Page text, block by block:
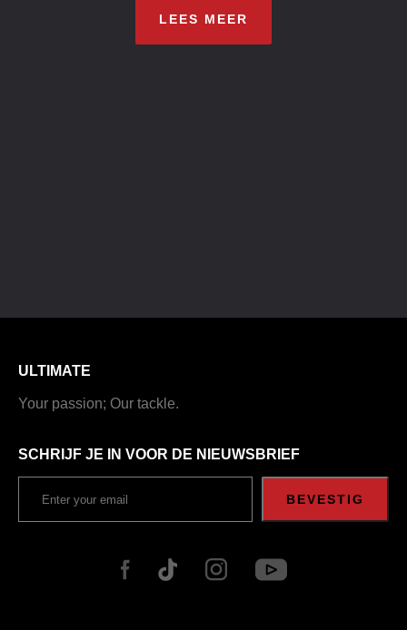
LEES MEER
ULTIMATE
Your passion; Our tackle.
SCHRIJF JE IN VOOR DE NIEUWSBRIEF
BEVESTIG